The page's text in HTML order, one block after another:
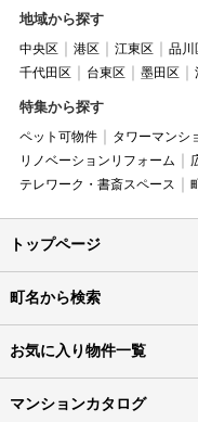
地域から探す
中央区 港区 江東区 品川
千代田区
台東区 墨田区
特集から探す
ペット可物件 タワーマンシ
リノベーションリフォーム
テレワーク・書斎スペース
トップページ
町名から検索
お気に入り物件一覧
マンションカタログ